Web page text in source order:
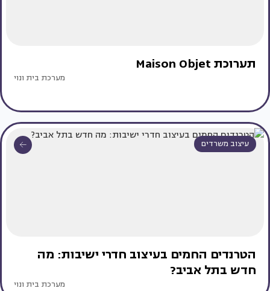
תערוכת Maison Objet
מערכת בית ונוי
עיצוב משרדים
הטרנדים החמים בעיצוב חדרי ישיבות: מה
חדש בתל אביב?
מערכת בית ונוי